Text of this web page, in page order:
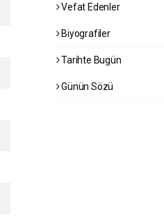
Vefat Edenler
Biyografiler
Tarihte Bugün
Günün Sözü